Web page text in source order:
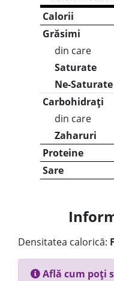
Calorii
Grăsimi
din care
Saturate
Ne-Saturate
Carbohidrați
din care
Zaharuri
Proteine
Sare
Densitatea calorică:
Află cum poți